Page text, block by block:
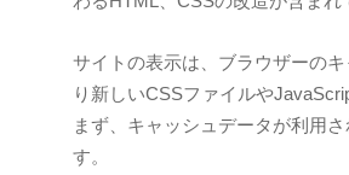
サイトの表示は、ブラウザーの
り新しいCSSファイルや
まず、キャッシュデータが利用
す。